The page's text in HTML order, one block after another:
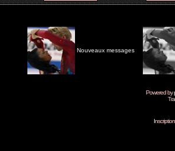
Nouveaux messages
Powered by